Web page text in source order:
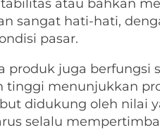
atau bahkan
sangat hati-hati,
pasar.
produk juga
tinggi menunjukkan
didukung oleh nilai
selalu